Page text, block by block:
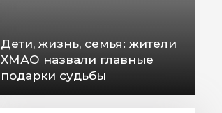
Дети, жизнь, семья: жители
ХМАО назвали главные
подарки судьбы